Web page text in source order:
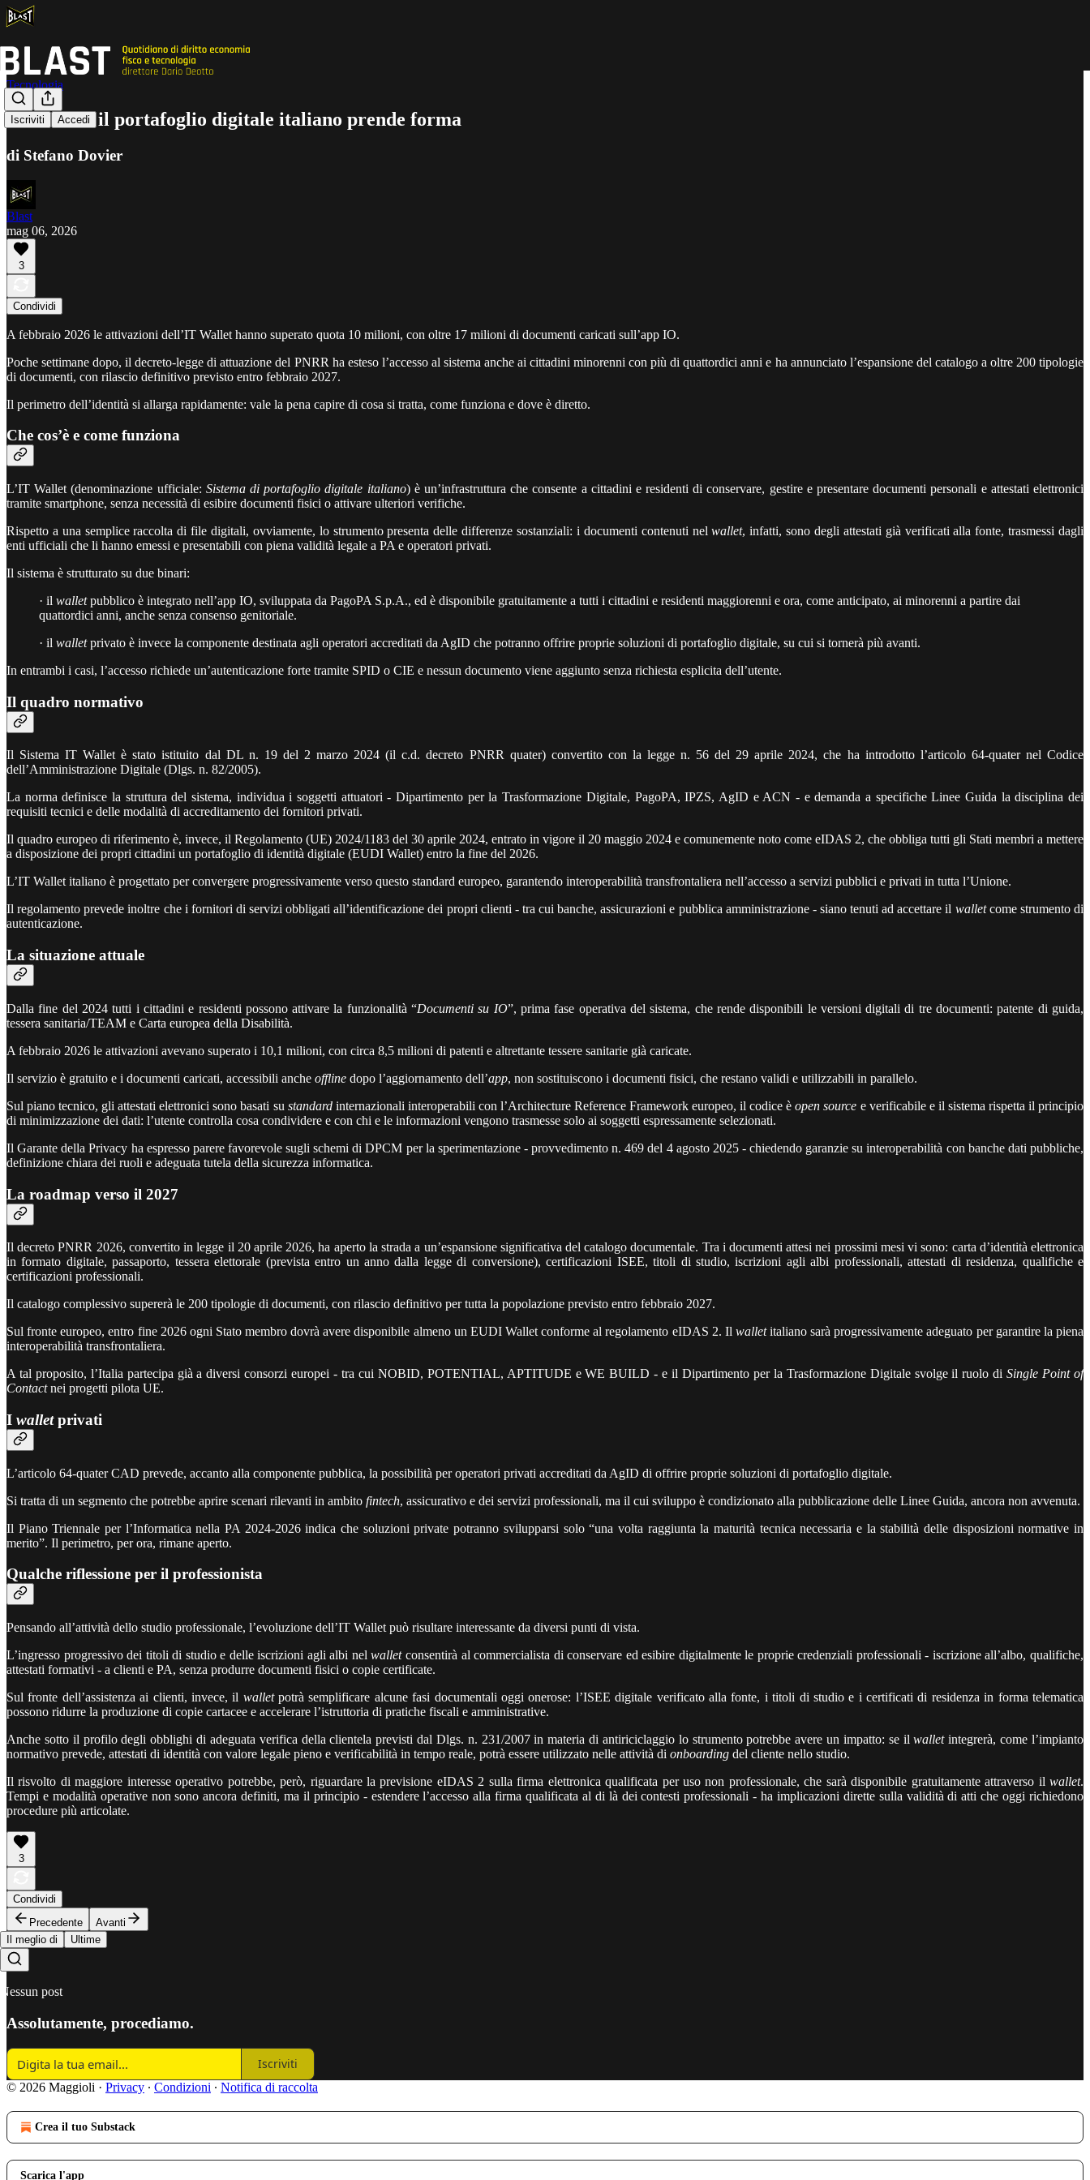
Iscriviti Accedi
Tecnologia
IT Wallet: il portafoglio digitale italiano prende forma
di Stefano Dovier
Blast
mag 06, 2026
3
Condividi
A febbraio 2026 le attivazioni dell’IT Wallet hanno superato quota 10 milioni, con oltre 17 milioni di documenti caricati sull’app IO.
Poche settimane dopo, il decreto-legge di attuazione del PNRR ha esteso l’accesso al sistema anche ai cittadini minorenni con più di quattordici anni e ha annunciato l’espansione del catalogo a oltre 200 tipologie
di documenti, con rilascio definitivo previsto entro febbraio 2027.
Il perimetro dell’identità si allarga rapidamente: vale la pena capire di cosa si tratta, come funziona e dove è diretto.
Che cos’è e come funziona
L’IT Wallet (denominazione ufficiale: Sistema di portafoglio digitale italiano) è un’infrastruttura che consente a cittadini e residenti di conservare, gestire e presentare documenti personali e attestati elettronici
tramite smartphone, senza necessità di esibire documenti fisici o attivare ulteriori verifiche.
Rispetto a una semplice raccolta di file digitali, ovviamente, lo strumento presenta delle differenze sostanziali: i documenti contenuti nelwallet, infatti, sono degli attestati già verificati alla fonte, trasmessi dagli
enti ufficiali che li hanno emessi e presentabili con piena validità legale a PA e operatori privati.
Il sistema è strutturato su due binari:
· il walletpubblico è integrato nell’app IO, sviluppata da PagoPA S.p.A., ed è disponibile gratuitamente a tutti i cittadini e residenti maggiorenni e ora, come anticipato, ai minorenni a partire dai
quattordici anni, anche senza consenso genitoriale.
· il walletprivato è invece la componente destinata agli operatori accreditati da AgID che potranno offrire proprie soluzioni di portafoglio digitale, su cui si tornerà più avanti.
In entrambi i casi, l’accesso richiede un’autenticazione forte tramite SPID o CIE e nessun documento viene aggiunto senza richiesta esplicita dell’utente.
Il quadro normativo
Il Sistema IT Wallet è stato istituito dal DL n. 19 del 2 marzo 2024 (il c.d. decreto PNRR quater) convertito con la legge n. 56 del 29 aprile 2024, che ha introdotto l’articolo 64-quater nel Codice
dell’Amministrazione Digitale (Dlgs. n. 82/2005).
La norma definisce la struttura del sistema, individua i soggetti attuatori - Dipartimento per la Trasformazione Digitale, PagoPA, IPZS, AgID e ACN - e demanda a specifiche Linee Guida la disciplina dei
requisiti tecnici e delle modalità di accreditamento dei fornitori privati.
Il quadro europeo di riferimento è, invece, il Regolamento (UE) 2024/1183 del 30 aprile 2024, entrato in vigore il 20 maggio 2024 e comunemente noto come eIDAS 2, che obbliga tutti gli Stati membri a mettere
a disposizione dei propri cittadini un portafoglio di identità digitale (EUDI Wallet) entro la fine del 2026.
L’IT Wallet italiano è progettato per convergere progressivamente verso questo standard europeo, garantendo interoperabilità transfrontaliera nell’accesso a servizi pubblici e privati in tutta l’Unione.
Il regolamento prevede inoltre che i fornitori di servizi obbligati all’identificazione dei propri clienti - tra cui banche, assicurazioni e pubblica amministrazione - siano tenuti ad accettare il walletcome strumento di
autenticazione.
La situazione attuale
Dalla fine del 2024 tutti i cittadini e residenti possono attivare la funzionalità “Documenti su IO”, prima fase operativa del sistema, che rende disponibili le versioni digitali di tre documenti: patente di guida,
tessera sanitaria/TEAM e Carta europea della Disabilità.
A febbraio 2026 le attivazioni avevano superato i 10,1 milioni, con circa 8,5 milioni di patenti e altrettante tessere sanitarie già caricate.
Il servizio è gratuito e i documenti caricati, accessibili anche offline dopo l’aggiornamento dell’app, non sostituiscono i documenti fisici, che restano validi e utilizzabili in parallelo.
Sul piano tecnico, gli attestati elettronici sono basati su standardinternazionali interoperabili con l’Architecture Reference Framework europeo, il codice èopen source e verificabile e il sistema rispetta il principio
di minimizzazione dei dati: l’utente controlla cosa condividere e con chi e le informazioni vengono trasmesse solo ai soggetti espressamente selezionati.
Il Garante della Privacy ha espresso parere favorevole sugli schemi di DPCM per la sperimentazione - provvedimento n. 469 del 4 agosto 2025 - chiedendo garanzie su interoperabilità con banche dati pubbliche,
definizione chiara dei ruoli e adeguata tutela della sicurezza informatica.
La roadmap verso il 2027
Il decreto PNRR 2026, convertito in legge il 20 aprile 2026, ha aperto la strada a un’espansione significativa del catalogo documentale. Tra i documenti attesi nei prossimi mesi vi sono: carta d’identità elettronica
in formato digitale, passaporto, tessera elettorale (prevista entro un anno dalla legge di conversione), certificazioni ISEE, titoli di studio, iscrizioni agli albi professionali, attestati di residenza, qualifiche e
certificazioni professionali.
Il catalogo complessivo supererà le 200 tipologie di documenti, con rilascio definitivo per tutta la popolazione previsto entro febbraio 2027.
Sul fronte europeo, entro fine 2026 ogni Stato membro dovrà avere disponibile almeno un EUDI Wallet conforme al regolamento eIDAS 2. Il walletitaliano sarà progressivamente adeguato per garantire la piena
interoperabilità transfrontaliera.
A tal proposito, l’Italia partecipa già a diversi consorzi europei - tra cui NOBID, POTENTIAL, APTITUDE e WE BUILD - e il Dipartimento per la Trasformazione Digitale svolge il ruolo diSingle Point of
Contactnei progetti pilota UE.
I walletprivati
L’articolo 64-quater CAD prevede, accanto alla componente pubblica, la possibilità per operatori privati accreditati da AgID di offrire proprie soluzioni di portafoglio digitale.
Si tratta di un segmento che potrebbe aprire scenari rilevanti in ambito fintech, assicurativo e dei servizi professionali, ma il cui sviluppo è condizionato alla pubblicazione delle Linee Guida, ancora non avvenuta.
Il Piano Triennale per l’Informatica nella PA 2024-2026 indica che soluzioni private potranno svilupparsi solo “una volta raggiunta la maturità tecnica necessaria e la stabilità delle disposizioni normative in
merito”. Il perimetro, per ora, rimane aperto.
Qualche riflessione per il professionista
Pensando all’attività dello studio professionale, l’evoluzione dell’IT Wallet può risultare interessante da diversi punti di vista.
L’ingresso progressivo dei titoli di studio e delle iscrizioni agli albi nelwalletconsentirà al commercialista di conservare ed esibire digitalmente le proprie credenziali professionali - iscrizione all’albo, qualifiche,
attestati formativi - a clienti e PA, senza produrre documenti fisici o copie certificate.
Sul fronte dell’assistenza ai clienti, invece, il walletpotrà semplificare alcune fasi documentali oggi onerose: l’ISEE digitale verificato alla fonte, i titoli di studio e i certificati di residenza in forma telematica
possono ridurre la produzione di copie cartacee e accelerare l’istruttoria di pratiche fiscali e amministrative.
Anche sotto il profilo degli obblighi di adeguata verifica della clientela previsti dal Dlgs. n. 231/2007 in materia di antiriciclaggio lo strumento potrebbe avere un impatto: se ilwalletintegrerà, come l’impianto
normativo prevede, attestati di identità con valore legale pieno e verificabilità in tempo reale, potrà essere utilizzato nelle attività di onboarding del cliente nello studio.
Il risvolto di maggiore interesse operativo potrebbe, però, riguardare la previsione eIDAS 2 sulla firma elettronica qualificata per uso non professionale, che sarà disponibile gratuitamente attraverso il wallet.
Tempi e modalità operative non sono ancora definiti, ma il principio - estendere l’accesso alla firma qualificata al di là dei contesti professionali - ha implicazioni dirette sulla validità di atti che oggi richiedono
procedure più articolate.
3
Condividi
Precedente
Avanti
Il meglio di
Ultime
Nessun post
Assolutamente, procediamo.
Iscriviti
© 2026 Maggioli · Privacy ∙ Condizioni ∙ Notifica di raccolta
Crea il tuo Substack
Scarica l'app